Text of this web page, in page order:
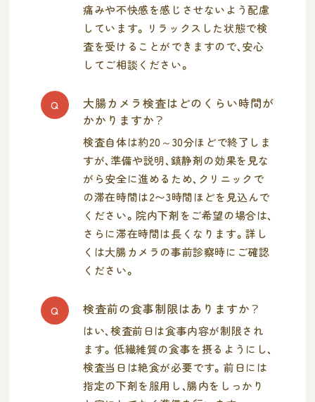
痛みや不快感を感じさせないよう配慮
しています。リラックスした状態で検
査を受けることができますので、安心
してご相談ください。
Q
大腸カメラ検査はどのくらい時間が
かかりますか？
検査自体は約20～30分ほどで終了しま
すが、準備や説明、鎮静剤の効果を見な
がら安全に進めるため、クリニックで
の滞在時間は2〜3時間ほどを見込んで
ください。院内下剤をご希望の場合は、
さらに滞在時間は長くなります。詳し
くは大腸カメラの事前診察時にご確認
ください。
Q 検査前の食事制限はありますか？
はい、検査前日は食事内容が制限され
ます。低繊維質の食事を摂るようにし、
検査当日は絶食が必要です。前日には
指定の下剤を服用し、腸内をしっかり